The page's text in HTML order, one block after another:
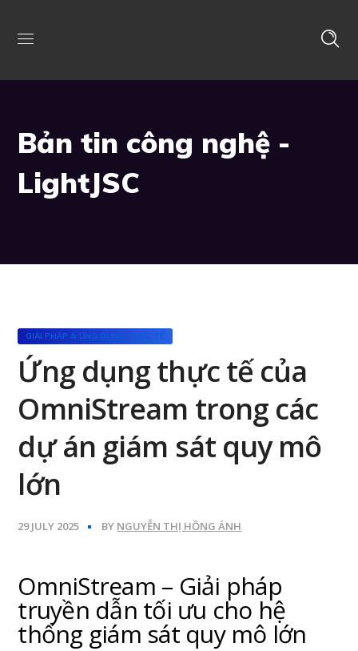
Bản tin công nghệ -
LightJSC
GIẢI PHÁP & ỨNG DỤNG THỰC TẾ
Ứng dụng thực tế của
OmniStream trong các
dự án giám sát quy mô
lớn
29 JULY 2025 BY NGUYỄN THỊ HỒNG ÁNH
OmniStream – Giải pháp
truyền dẫn tối ưu cho hệ
thống giám sát quy mô lớn